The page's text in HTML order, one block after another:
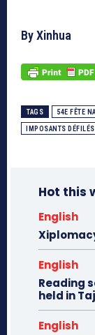
By Xinhua
TAGS 54E FÊTE
IMPOSANTS
Hot this
English
English
Reading
held in
English